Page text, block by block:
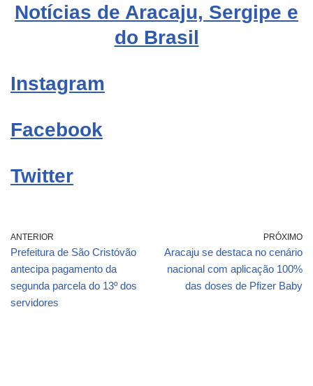
Notícias de Aracaju, Sergipe e
do Brasil
Instagram
Facebook
Twitter
ANTERIOR
Prefeitura de São Cristóvão
antecipa pagamento da
segunda parcela do 13º dos
servidores
PRÓXIMO
Aracaju se destaca no cenário
nacional com aplicação 100%
das doses de Pfizer Baby